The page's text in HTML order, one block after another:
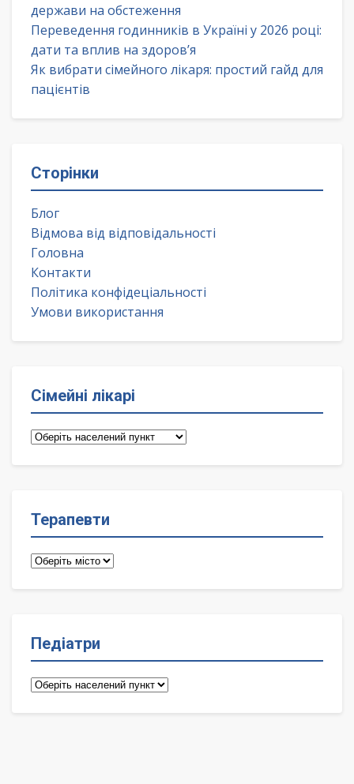
держави на обстеження
Переведення годинників в Україні у 2026 році:
дати та вплив на здоров’я
Як вибрати сімейного лікаря: простий гайд для
пацієнтів
Сторінки
Блог
Відмова від відповідальності
Головна
Контакти
Політика конфідеціальності
Умови використання
Сімейні лікарі
Сімейні
Терапевти
Терапевти
Педіатри
Педіатри